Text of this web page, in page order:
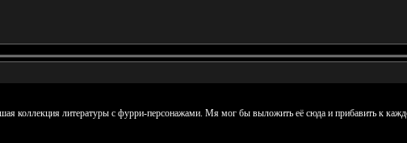
коллекция литературы с фурри-персонажами. Мя мог бы выложить её сюда и прибавить к